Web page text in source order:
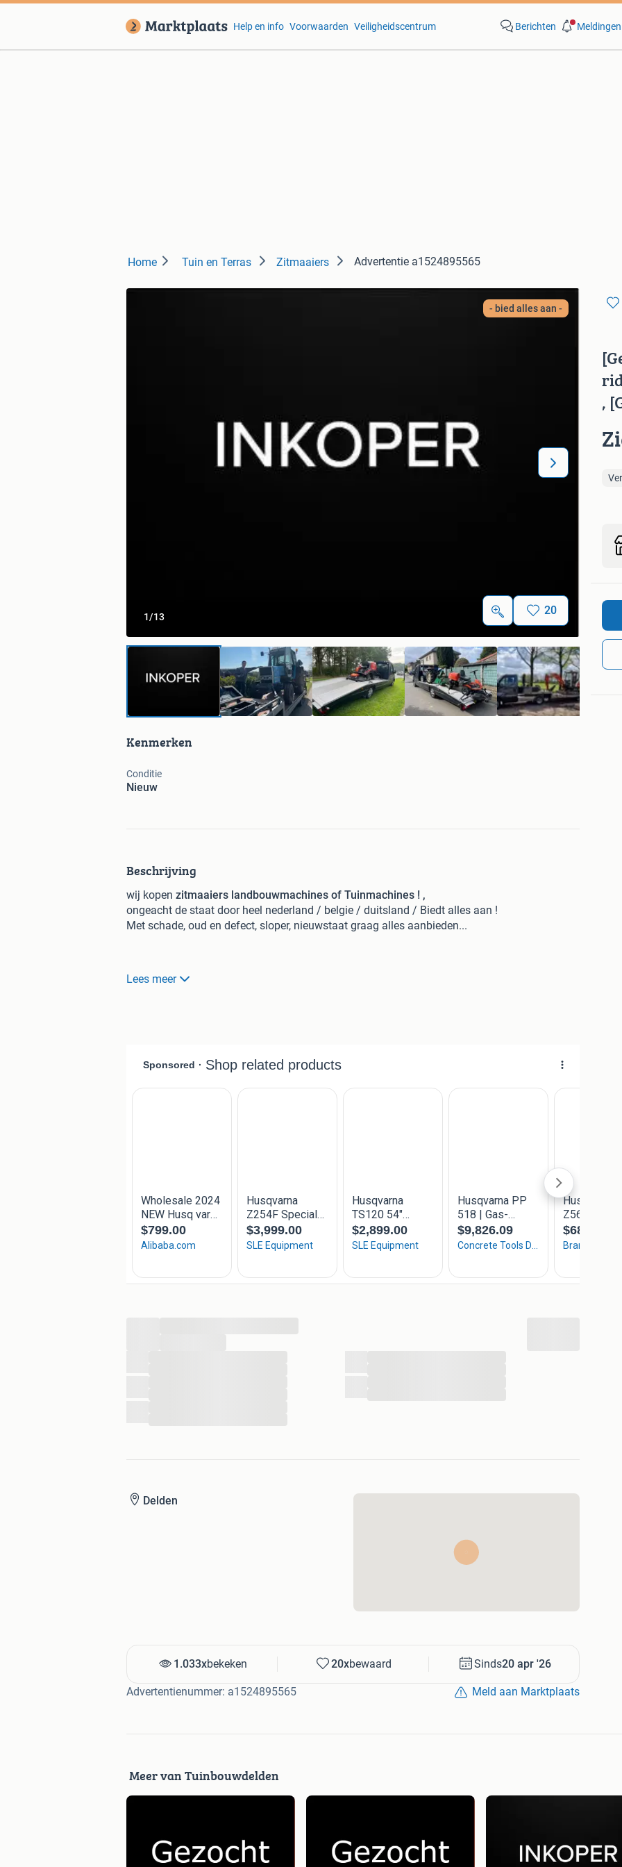
Help en info Voorwaarden Veiligheidscentrum Berichten Meldingen
Home Tuin en Terras Zitmaaiers Advertentie a1524895565
- bied alles aan -
1/13 20
Kenmerken
Conditie
Nieuw
Beschrijving
wij kopen zitmaaiers landbouwmachines of Tuinmachines ! ,
ongeacht de staat door heel nederland / belgie / duitsland / Biedt alles aan !
Met schade, oud en defect, sloper, nieuwstaat graag alles aanbieden...
Waarom kiezen voor ons
-Rdw erkend
- Achteraf geen gezeur over garantie , Of mankementen
------------------------------------------------------------------------------------------------------------------------------
oekwoorden
/ r18c / 18 / r18 / r 18 / r16 / 16 / ts 138 / ts138 / 138 / 15c / r15c / 15 / r15 r 15 / lth151 /
151 / lth 151 / r216 / 216 / r 216 / r216c / 13 / r214tc / r214 / 214 / r 214 / lt151 / 151 / t
yth224 / 224 / yth 224 / r420tsx / 420 / r420 /r 420 / tsx / p525d / 525 / p525 / p 525 /
525d / 11 / rider 11 / r13 / r15 / r14 / r16 / 13c / 13 / 213 / 213c / r316 / r 316 / 216 / 850 /
Lees meer
Delden
1.033xbekeken 20xbewaard Sinds20 apr '26
Advertentienummer: a1524895565 Meld aan Marktplaats
,
Meer van Tuinbouwdelden